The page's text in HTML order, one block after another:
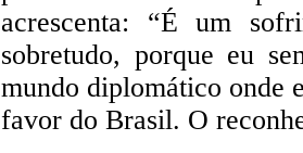
acrescenta: “É um
sobretudo, porque eu
mundo diplomático onde
favor do Brasil. O